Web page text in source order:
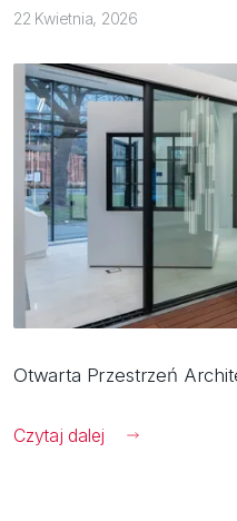
22 Kwietnia, 2026
Otwarta Przestrzeń
Czytaj dalej